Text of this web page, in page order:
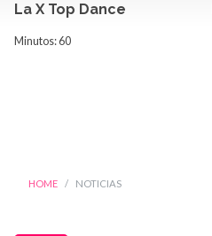
La X Top Dance
Minutos: 60
HOME NOTICIAS